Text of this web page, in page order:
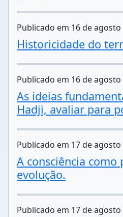
Publicado em 16 de agosto
Historicidade do
Publicado em 16 de agosto
As ideias
Hadji, avaliar para
Publicado em 17 de agosto
A consciência como
evolução.
Publicado em 17 de agosto